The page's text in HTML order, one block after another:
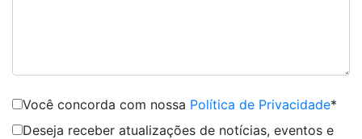
Você concorda com nossa Política de Privacidade*
Deseja receber atualizações de notícias, eventos e